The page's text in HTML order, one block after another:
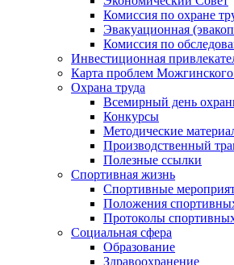
Комиссия по охране
Эвакуационная
Комиссия по
Инвестиционная
Карта проблем
Охрана труда
Всемирный день
Конкурсы
Методические
Производственный
Полезные ссылки
Спортивная жизнь
Спортивные
Положения
Протоколы
Социальная сфера
Образование
Здравоохранение